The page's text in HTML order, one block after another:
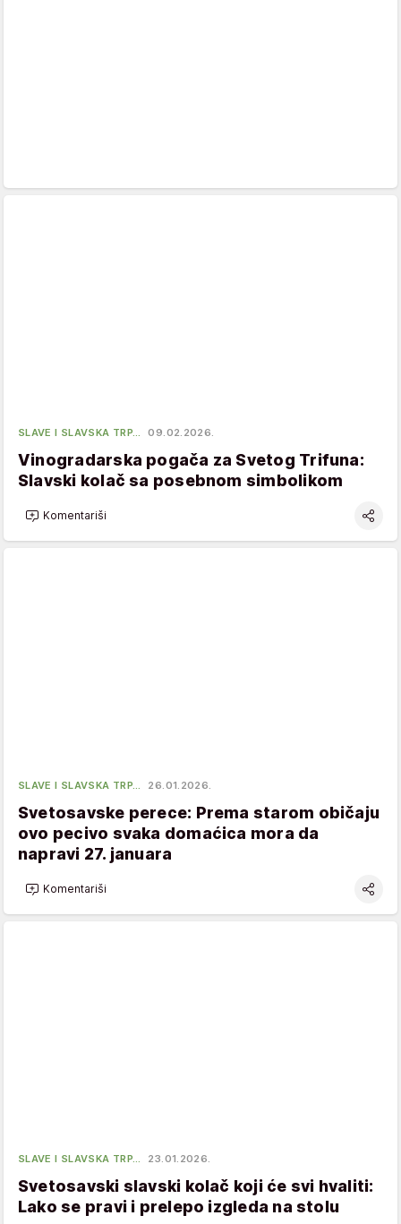
SLAVE I SLAVSKA TRP… 09.02.2026.
Vinogradarska pogača za Svetog Trifuna:
Slavski kolač sa posebnom simbolikom
Komentariši
SLAVE I SLAVSKA TRP… 26.01.2026.
Svetosavske perece: Prema starom običaju
ovo pecivo svaka domaćica mora da
napravi 27. januara
Komentariši
SLAVE I SLAVSKA TRP… 23.01.2026.
Svetosavski slavski kolač koji će svi hvaliti:
Lako se pravi i prelepo izgleda na stolu